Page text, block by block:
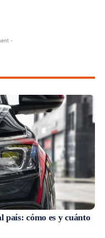
-
país: cómo es y cuánto